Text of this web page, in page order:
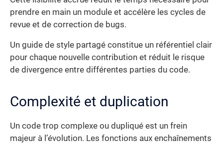
prendre en main un module et accélère les cycles de
revue et de correction de bugs.
Un guide de style partagé constitue un référentiel clair
pour chaque nouvelle contribution et réduit le risque
de divergence entre différentes parties du code.
Complexité et duplication
Un code trop complexe ou dupliqué est un frein
majeur à l’évolution. Les fonctions aux enchaînements